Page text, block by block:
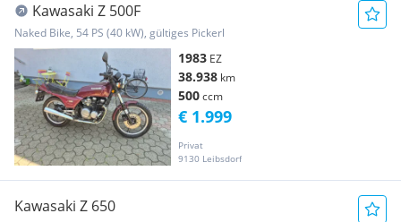
Kawasaki Z 500F
Naked Bike, 54 PS (40 kW), gültiges Pickerl
1983 EZ
38.938 km
500ccm
Privat
9130 Leibsdorf
€ 1.999
Kawasaki Z 650